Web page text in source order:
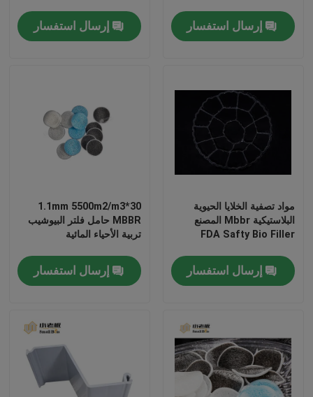
الصفحة الرئيسية
منتجات
جولة في المعمل
مراقبة الجودة
إرسال استفسار إرسال استفسار
مواد تصفية الخلايا الحيوية
البلاستيكية Mbbr المصنع
FDA Safty Bio Filler
إرسال استفسار
30*1.1mm 5500m2/m3
MBBR حامل فلتر البيوشيب
تربية الأحياء المائية
إرسال استفسار